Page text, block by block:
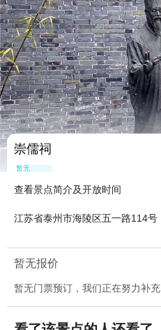
崇儒祠
暂无点评
查看景点简介及开放时间
江苏省泰州市海陵区五一路114号
暂无报价
暂无门票预订，我们正在努力补充
